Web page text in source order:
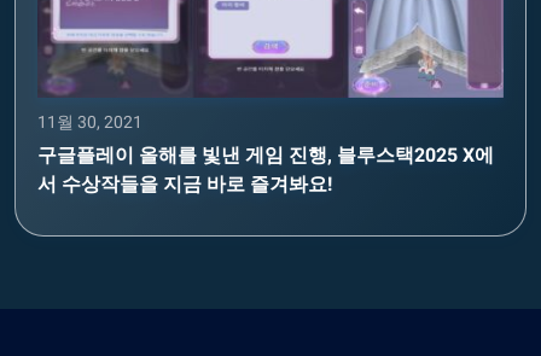
11월 30, 2021
구글플레이 올해를 빛낸 게임 진행, 블루스택2025 X에
서 수상작들을 지금 바로 즐겨봐요!